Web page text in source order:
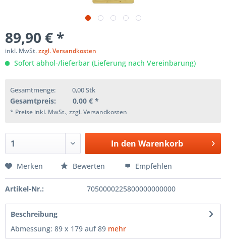
89,90 € *
inkl. MwSt.zzgl. Versandkosten
Sofort abhol-/lieferbar (Lieferung nach Vereinbarung)
Gesamtmenge: 0,00Stk
Gesamtpreis: 0,00 € *
* Preise inkl. MwSt., zzgl. Versandkosten
In den Warenkorb
Merken Bewerten Empfehlen
Artikel-Nr.: 7050000225800000000000
Beschreibung
Abmessung: 89 x 179 auf 89 mehr